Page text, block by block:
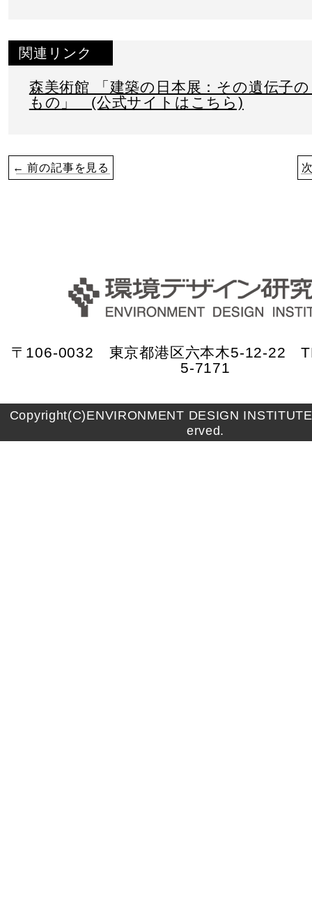
関連リンク
森美術館 「建築の日本展：その遺伝子
もの」 (公式サイトはこちら)
← 前の記事を見る
〒106-0032 東京都港区六本木5-12-22
5-7171
Copyright(C)ENVIRONMENT DESIGN
erved.